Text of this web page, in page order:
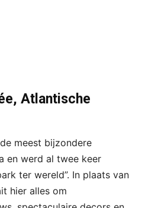
Atlantische
meest bijzondere
en werd al twee keer
ter wereld”. In plaats van
hier alles om